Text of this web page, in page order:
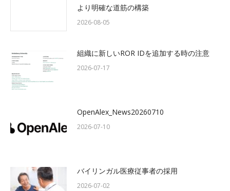
より明確な道筋の構築
2026-08-05
組織に新しいROR IDを追加する時の注意
2026-07-17
OpenAlex_News20260710
2026-07-10
バイリンガル医療従事者の採用
2026-07-02